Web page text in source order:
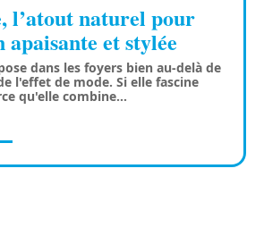
l’atout naturel pour
apaisante et stylée
dans les foyers bien au-delà de
l'effet de mode. Si elle fascine
qu'elle combine…